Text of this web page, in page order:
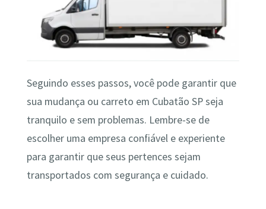
Seguindo esses passos, você pode garantir que
sua mudança ou carreto em Cubatão SP seja
tranquilo e sem problemas. Lembre-se de
escolher uma empresa confiável e experiente
para garantir que seus pertences sejam
transportados com segurança e cuidado.